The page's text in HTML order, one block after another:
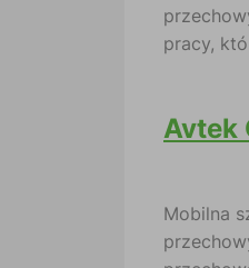
pracy,
Avtek
Mobilna